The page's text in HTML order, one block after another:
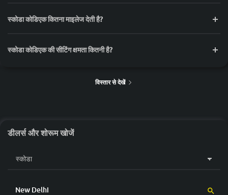
स्कोडा कोडिएक कितना माइलेज देती है?
स्कोडा कोडिएक की सीटिंग क्षमता कितनी है?
विस्तार से देखें
डीलर्स और शोरूम खोजें